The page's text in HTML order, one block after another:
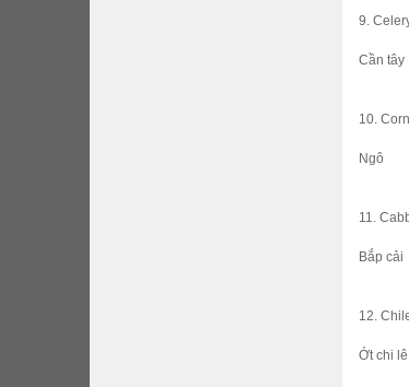
9.
Cần tây
10. Corn
Ngô
11.
Bắp cải
12.
Ớt chi lê